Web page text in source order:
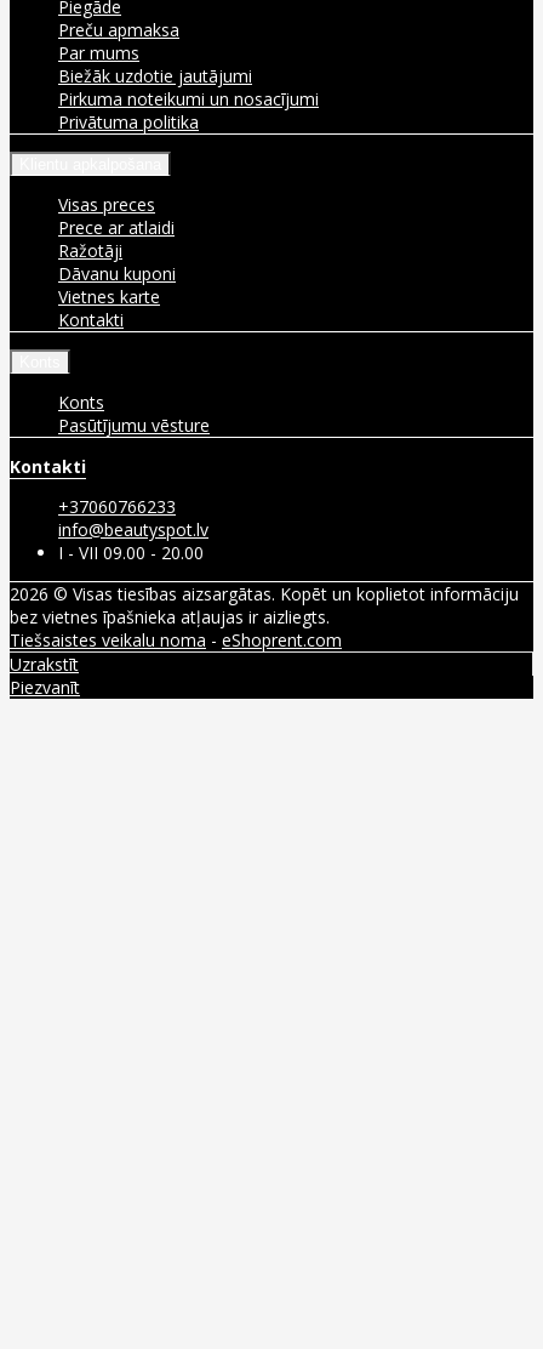
Piegāde
Preču apmaksa
Par mums
Biežāk uzdotie jautājumi
Pirkuma noteikumi un nosacījumi
Privātuma politika
Visas preces
Prece ar atlaidi
Ražotāji
Dāvanu kuponi
Vietnes karte
Kontakti
Konts
Pasūtījumu vēsture
Kontakti
+37060766233
info@beautyspot.lv
I - VII 09.00 - 20.00
2026 © Visas tiesības aizsargātas. Kopēt un koplietot informāciju
bez vietnes īpašnieka atļaujas ir aizliegts.
Tiešsaistes veikalu noma - eShoprent.com
Uzrakstīt
Piezvanīt